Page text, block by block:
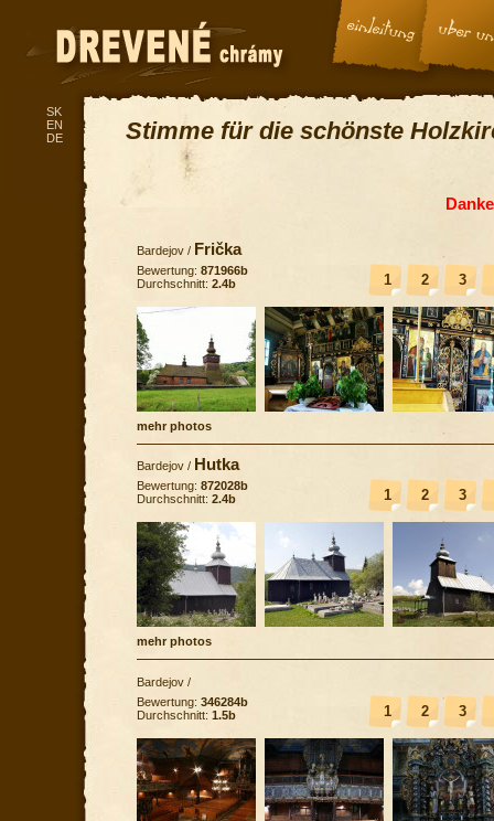
Stimme für die schönste
Bardejov / Frička
1 2 3
Bewertung: 871966b
Durchschnitt: 2.4b
mehr photos
Bardejov / Hutka
1 2 3
Bewertung: 872028b
Durchschnitt: 2.4b
mehr photos
Bardejov /
1 2 3
Bewertung: 346284b
Durchschnitt: 1.5b
SK
EN
DE